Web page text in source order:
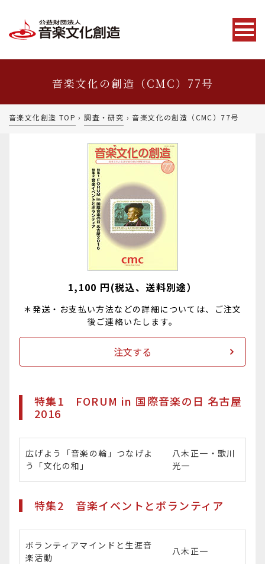
音楽文化の創造（CMC）77号
音楽文化創造 TOP ›調査・研究 › 音楽文化の創造（CMC）77号
1,100 円(税込、送料別途）
＊発送・お支払い方法などの詳細については、ご注文
後ご連絡いたします。
注文する
特集1 FORUM in 国際音楽の日 名古屋
2016
広げよう「音楽の輪」つなげよ
う「文化の和」
八木正一・歌川
光一
特集2 音楽イベントとボランティア
ボランティアマインドと生涯音
楽活動
八木正一